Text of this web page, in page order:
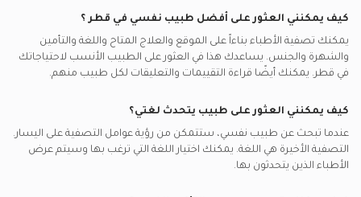
الاستشارة العائلية, الدوحة
اضطراب المزاج, الدوحة
اضطراب ثنائي القطب, الدوحة
نيورون يدعم تأمين اطباء نفسيين
سيجنا يدعم تأمين اطباء نفسيين
مدنت يدعم تأمين اطباء نفسيين
بوبا يدعم تأمين اطباء نفسيين
مكالمات الفيديو مع اطباء باطنية
كيف يمكنني العثور على أفضل طبيب نفسي في قطر ؟
يمكنك تصفية الأطباء بناءاً على الموقع والعلاج المتاح واللغة والتأمين
والشهرة والجنس. يساعدك هذا في العثور على الطبيب الأنسب لاحتياجاتك
في قطر. يمكنك أيضًا قراءة التقييمات والتعليقات لكل طبيب منهم.
كيف يمكنني العثور على طبيب يتحدث لغتي؟
عندما تبحث عن طبيب نفسي، ستتمكن من رؤية عوامل التصفية على اليسار.
التصفية الأخيرة هي اللغة. يمكنك اختيار اللغة التي ترغب بها وسيتم عرض
الأطباء الذين يتحدثون بها.